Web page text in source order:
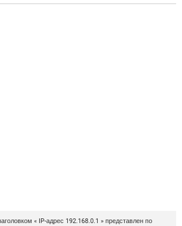
« IP-адрес 192.168.0.1 » представлен по